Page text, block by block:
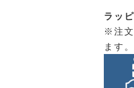
ラッ
※注文
ます。